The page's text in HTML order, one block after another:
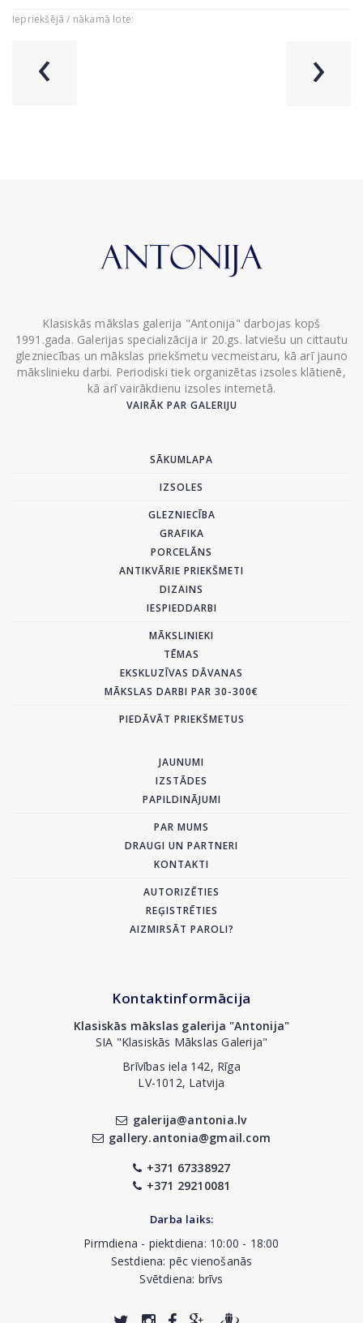
Iepriekšējā / nākamā lote:
‹ ›
Klasiskās mākslas galerija "Antonija" darbojas kopš
1991.gada. Galerijas specializācija ir 20.gs. latviešu un cittautu
glezniecības un mākslas priekšmetu vecmeistaru, kā arī jauno
mākslinieku darbi. Periodiski tiek organizētas izsoles klātienē,
kā arī vairākdienu izsoles internetā.
VAIRĀK PAR GALERIJU
SĀKUMLAPA
IZSOLES
GLEZNIECĪBA
GRAFIKA
PORCELĀNS
ANTIKVĀRIE PRIEKŠMETI
DIZAINS
IESPIEDDARBI
MĀKSLINIEKI
TĒMAS
EKSKLUZĪVAS DĀVANAS
MĀKSLAS DARBI PAR 30-300€
PIEDĀVĀT PRIEKŠMETUS
JAUNUMI
IZSTĀDES
PAPILDINĀJUMI
PAR MUMS
DRAUGI UN PARTNERI
KONTAKTI
AUTORIZĒTIES
REĢISTRĒTIES
AIZMIRSĀT PAROLI?
Kontaktinformācija
Klasiskās mākslas galerija "Antonija"
SIA "Klasiskās Mākslas Galerija"
Brīvības iela 142, Rīga
LV-1012, Latvija
galerija@antonia.lv
gallery.antonia@gmail.com
+371 67338927
+371 29210081
Darba laiks:
Pirmdiena - piektdiena: 10:00 - 18:00
Sestdiena: pēc vienošanās
Svētdiena: brīvs